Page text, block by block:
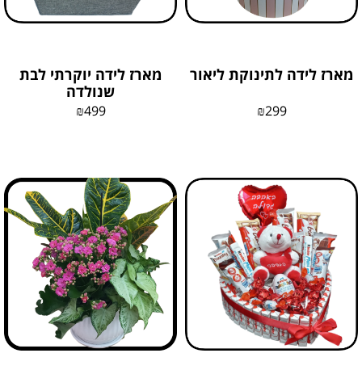
מארז לידה לתינוקת ליאור
₪299
מארז לידה יוקרתי לבת
שנולדה
₪499